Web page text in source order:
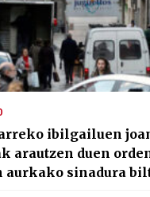
ibilgailuen
arautzen duen
aurkako sinadura